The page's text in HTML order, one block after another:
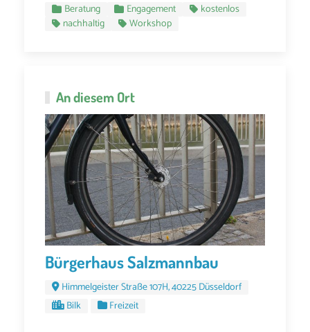
Beratung Engagement
kostenlos
nachhaltig
Workshop
An diesem Ort
Bürgerhaus Salzmannbau
Himmelgeister Straße 107H, 40225 Düsseldorf
Bilk
Freizeit